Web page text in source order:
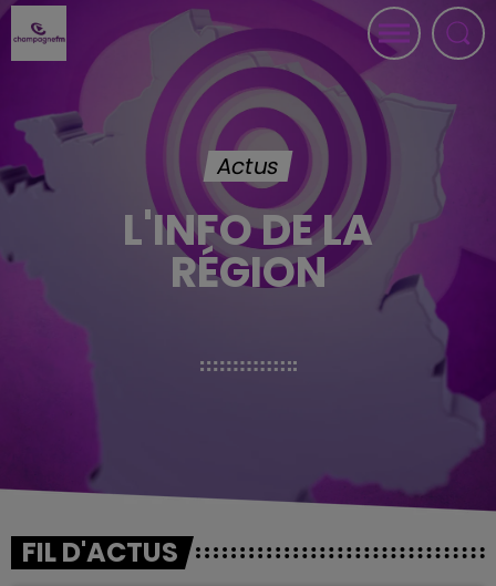
Actus
L'INFO DE LA
RÉGION
FIL D'ACTUS